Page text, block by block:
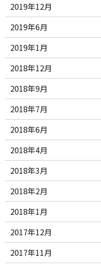
2019年12月
2019年6月
2019年1月
2018年12月
2018年9月
2018年7月
2018年6月
2018年4月
2018年3月
2018年2月
2018年1月
2017年12月
2017年11月